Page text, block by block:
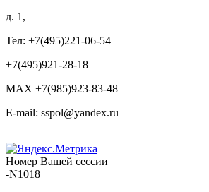
д. 1,
Тел: +7(495)221-06-54
+7(495)921-28-18
MAX +7(985)923-83-48
E-mail: sspol@yandex.ru
Номер Вашей сессии
-N1018